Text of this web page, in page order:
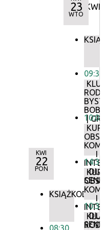
KWI
22
PON
08:30
23
WTO
09:30
| GR.
10:00
I
DLA
14:30
I
DLA
10:30